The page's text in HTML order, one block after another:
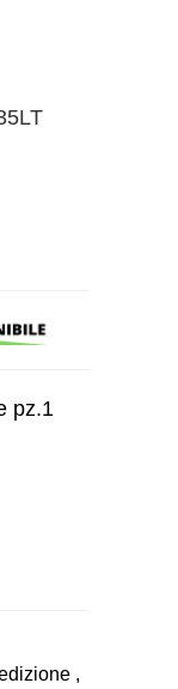
pz.1
,